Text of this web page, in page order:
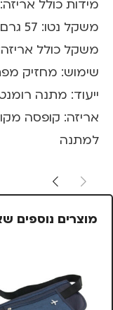
מידות כולל אריזה: 130 × 83 × 25 מ"מ
משקל נטו: 57 גרם
משקל כולל אריזה: 61
שימוש: מחזיק
ייעוד: מתנה
למתנה
מוצרים נוספים